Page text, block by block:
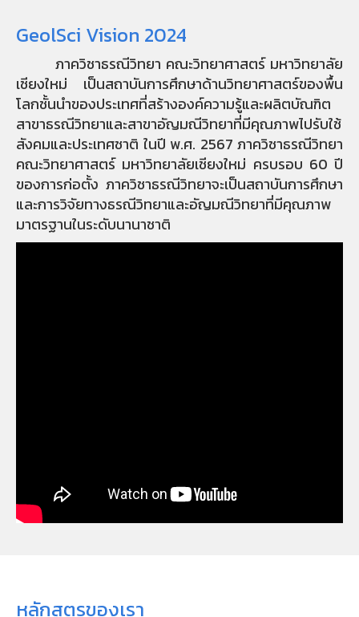
GeolSci Vision 2024
ภาควิชาธรณีวิทยา คณะวิทยาศาสตร์ มหาวิทยาลัย
เชียงใหม่ เป็นสถาบันการศึกษาด้านวิทยาศาสตร์ของพื้น
โลกชั้นนำของประเทศที่สร้างองค์ความรู้และผลิตบัณฑิต
สาขาธรณีวิทยาและสาขาอัญมณีวิทยาที่มีคุณภาพไปรับใช้
สังคมและประเทศชาติ ในปี พ.ศ. 2567 ภาควิชาธรณีวิทยา
คณะวิทยาศาสตร์ มหาวิทยาลัยเชียงใหม่ ครบรอบ 60 ปี
ของการก่อตั้ง ภาควิชาธรณีวิทยาจะเป็นสถาบันการศึกษา
และการวิจัยทางธรณีวิทยาและอัญมณีวิทยาที่มีคุณภาพ
มาตรฐานในระดับนานาชาติ
หลักสูตรของเรา